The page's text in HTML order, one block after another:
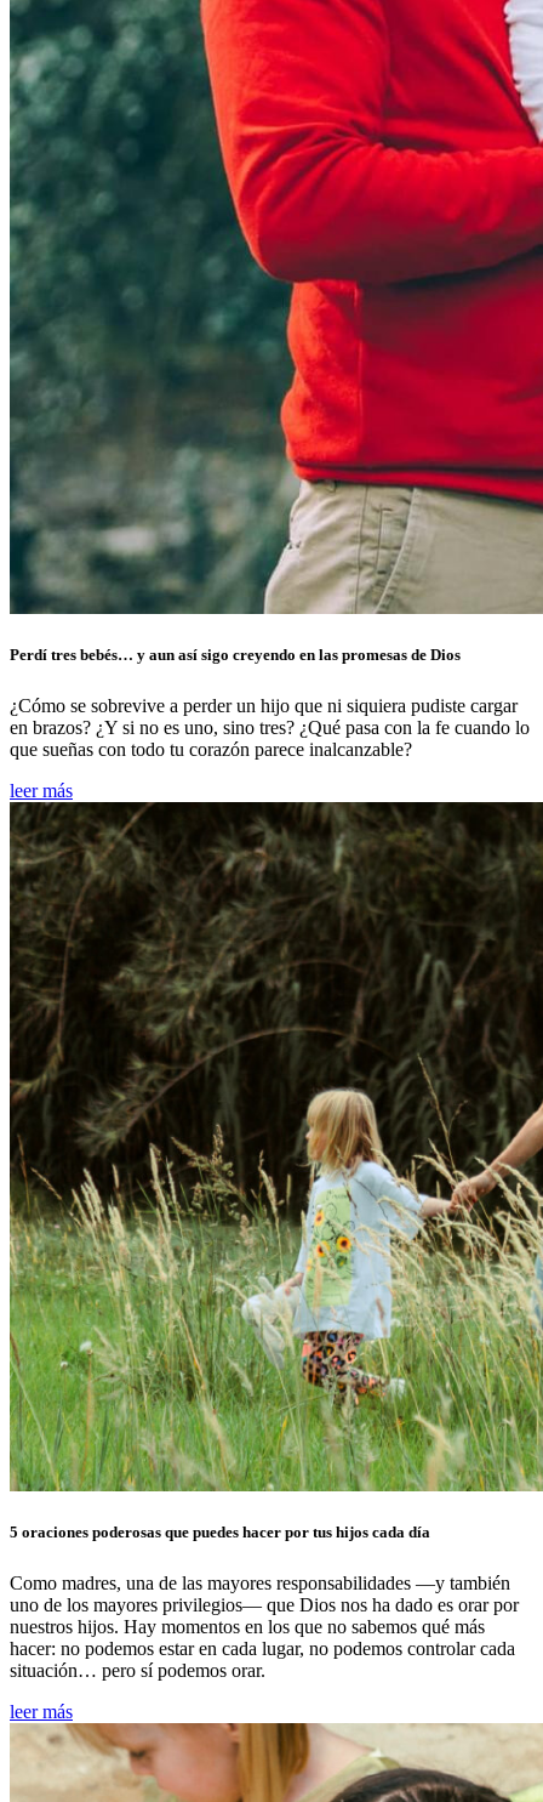
Perdí tres bebés… y aun así sigo creyendo en las promesas de Dios
¿Cómo se sobrevive a perder un hijo que ni siquiera pudiste cargar
en brazos? ¿Y si no es uno, sino tres? ¿Qué pasa con la fe cuando lo
que sueñas con todo tu corazón parece inalcanzable?
leer más
5 oraciones poderosas que puedes hacer por tus hijos cada día
Como madres, una de las mayores responsabilidades —y también
uno de los mayores privilegios— que Dios nos ha dado es orar por
nuestros hijos. Hay momentos en los que no sabemos qué más
hacer: no podemos estar en cada lugar, no podemos controlar cada
situación… pero sí podemos orar.
leer más